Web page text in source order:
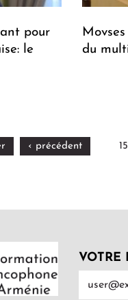
pour
le
du
‹ précédent
VOTRE